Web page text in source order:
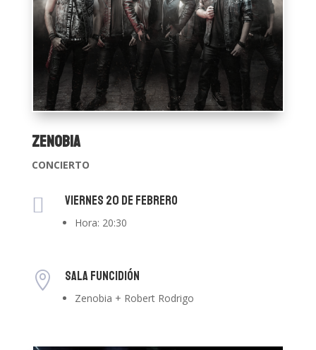
ZENOBIA
CONCIERTO
 Viernes 20 de Febrero
Hora: 20:30
 SALA FUNCIDIÓN
Zenobia + Robert Rodrigo